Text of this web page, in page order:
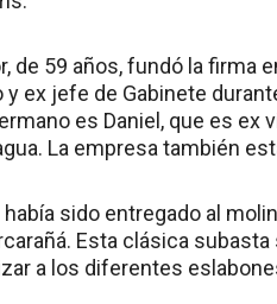
de 59 años, fundó la firma
y ex jefe de Gabinete
es Daniel, que es ex
La empresa también
había sido entregado al
Esta clásica
a los diferentes